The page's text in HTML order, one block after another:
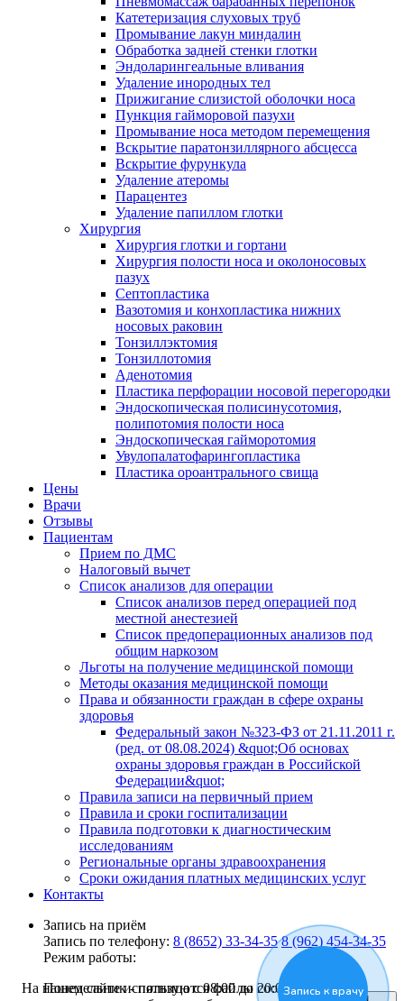
Катетеризация слуховых труб
Промывание лакун миндалин
Обработка задней стенки глотки
Эндоларингеальные вливания
Удаление инородных тел
Прижигание слизистой оболочки носа
Пункция гайморовой пазухи
Промывание носа методом перемещения
Вскрытие паратонзиллярного абсцесса
Вскрытие фурункула
Удаление атеромы
Парацентез
Удаление папиллом глотки
Хирургия
Хирургия глотки и гортани
Хирургия полости носа и околоносовых
пазух
Септопластика
Вазотомия и конхопластика нижних
носовых раковин
Тонзиллэктомия
Тонзиллотомия
Аденотомия
Пластика перфорации носовой перегородки
Эндоскопическая полисинусотомия,
полипотомия полости носа
Эндоскопическая гайморотомия
Увулопалатофарингопластика
Пластика ороантрального свища
Цены
Врачи
Отзывы
Пациентам
Прием по ДМС
Налоговый вычет
Список анализов для операции
Список анализов перед операцией под
местной анестезией
Список предоперационных анализов под
общим наркозом
Льготы на получение медицинской помощи
Методы оказания медицинской помощи
Права и обязанности граждан в сфере охраны
здоровья
Федеральный закон №323-ФЗ от 21.11.2011 г.
(ред. от 08.08.2024) &quot;Об основах
охраны здоровья граждан в Российской
Федерации&quot;
Правила записи на первичный прием
Правила и сроки госпитализации
Правила подготовки к диагностическим
исследованиям
Региональные органы здравоохранения
Сроки ожидания платных медицинских услуг
Контакты
Запись на приём
Запись по телефону: 8 (8652) 33-34-35 8 (962) 454-34-35
Режим работы:
Понедельник - пятница с 08:00 до 20:00Запись к врачу
На нашем сайте используются файлы cookies,